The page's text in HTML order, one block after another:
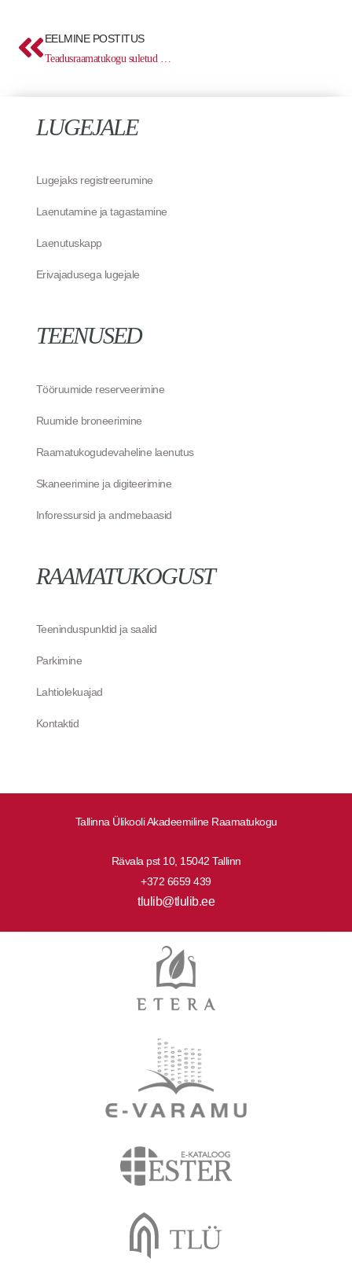
Prev
EELMINE POSTITUS
Teadusraamatukogu suletud 7. mail
Tallinna Ülikooli Akadeemiline Raamatukogu
Rävala pst 10, 15042 Tallinn
+372 6659 439
tlulib@tlulib.ee
LUGEJALE
Lugejaks registreerumine
Laenutamine ja tagastamine
Laenutuskapp
Erivajadusega lugejale
TEENUSED
Tööruumide reserveerimine
Ruumide broneerimine
Raamatukogudevaheline laenutus
Skaneerimine ja digiteerimine
Inforessursid ja andmebaasid
RAAMATUKOGUST
Teeninduspunktid ja saalid
Parkimine
Lahtiolekuajad
Kontaktid